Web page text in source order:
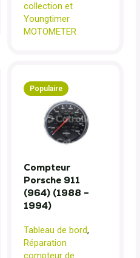
collection et
Youngtimer
MOTOMETER
Populaire
Compteur
Porsche 911
(964) (1988 –
1994)
Tableau de bord,
Réparation
compteur de